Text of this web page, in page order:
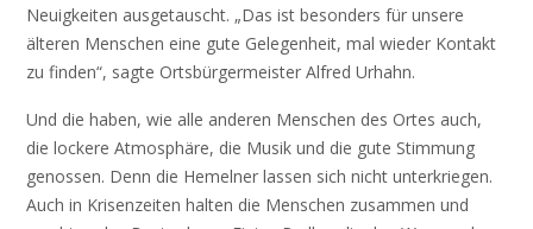
Neuigkeiten ausgetauscht. „Das ist besonders für unsere
älteren Menschen eine gute Gelegenheit, mal wieder Kontakt
zu finden“, sagte Ortsbürgermeister Alfred Urhahn.
Und die haben, wie alle anderen Menschen des Ortes auch,
die lockere Atmosphäre, die Musik und die gute Stimmung
genossen. Denn die Hemelner lassen sich nicht unterkriegen.
Auch in Krisenzeiten halten die Menschen zusammen und